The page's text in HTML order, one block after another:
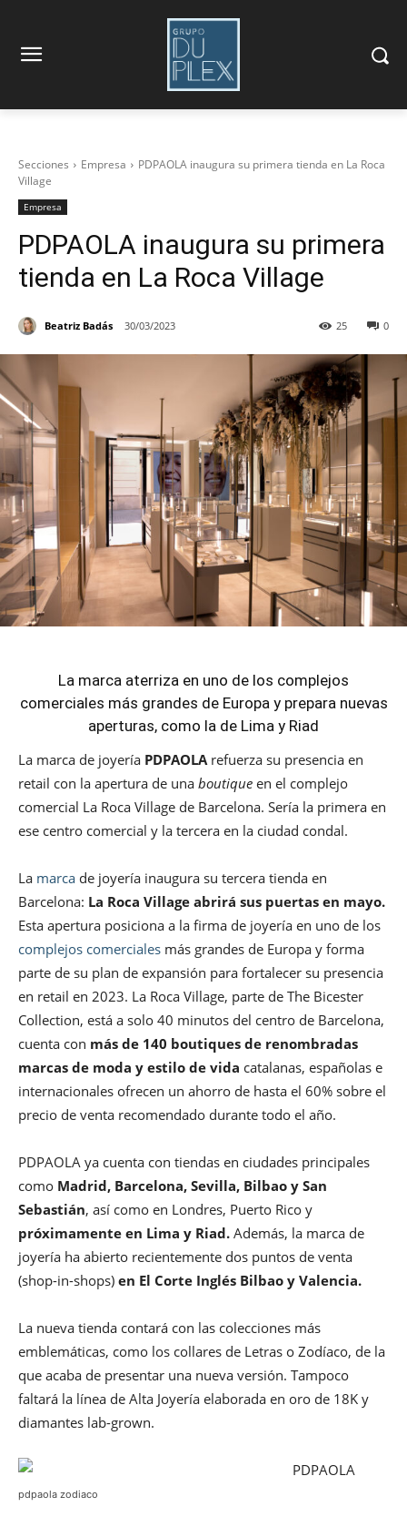
Secciones Empresa
PDPAOLA inaugura su primera tienda en La Roca
Village
Empresa
PDPAOLA inaugura su primera
tienda en La Roca Village
Beatriz Badás 30/03/2023 0
25
La marca aterriza en uno de los complejos
comerciales más grandes de Europa y prepara nuevas
aperturas, como la de Lima y Riad
La marca de joyería PDPAOLA refuerza su presencia en
retail con la apertura de una boutique en el complejo
comercial La Roca Village de Barcelona. Sería la primera en
ese centro comercial y la tercera en la ciudad condal.
La marca de joyería inaugura su tercera tienda en
Barcelona: La Roca Village abrirá sus puertas en mayo.
Esta apertura posiciona a la firma de joyería en uno de los
complejos comerciales más grandes de Europa y forma
parte de su plan de expansión para fortalecer su presencia
en retail en 2023. La Roca Village, parte de The Bicester
Collection, está a solo 40 minutos del centro de Barcelona,
cuenta con más de 140 boutiques de renombradas
marcas de moda y estilo de vida catalanas, españolas e
internacionales ofrecen un ahorro de hasta el 60% sobre el
precio de venta recomendado durante todo el año.
PDPAOLA ya cuenta con tiendas en ciudades principales
como Madrid, Barcelona, Sevilla, Bilbao y San
Sebastián, así como en Londres, Puerto Rico y
próximamente en Lima y Riad. Además, la marca de
joyería ha abierto recientemente dos puntos de venta
(shop-in-shops) en El Corte Inglés Bilbao y Valencia.
La nueva tienda contará con las colecciones más
emblemáticas, como los collares de Letras o Zodíaco, de la
que acaba de presentar una nueva versión. Tampoco
faltará la línea de Alta Joyería elaborada en oro de 18K y
diamantes lab-grown.
pdpaola zodiaco